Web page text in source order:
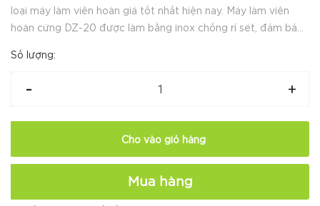
loại máy làm viên hoàn giá tốt nhất hiện nay. Máy làm viên
hoàn cứng DZ-20 được làm bằng inox chống rỉ sét, đảm bảo
Số lượng:
- +
Cho vào giỏ hàng
Mua hàng